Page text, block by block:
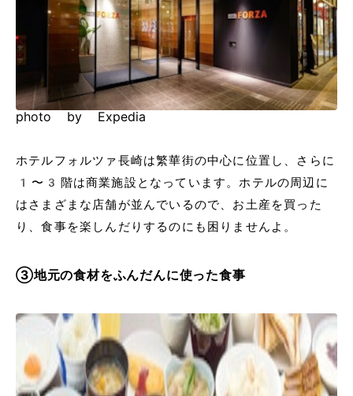
photo by Expedia
ホテルフォルツァ長崎は繁華街の中心に位置し、さらに
1〜3階は商業施設となっています。ホテルの周辺に
はさまざまな店舗が並んでいるので、お土産を買った
り、食事を楽しんだりするのにも困りませんよ。
③地元の食材をふんだんに使った食事